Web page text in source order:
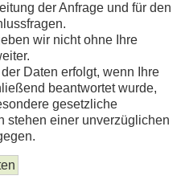
der Anfrage und für den
wir nicht ohne Ihre
Daten erfolgt, wenn Ihre
beantwortet wurde,
gesetzliche
stehen einer unverzüglichen